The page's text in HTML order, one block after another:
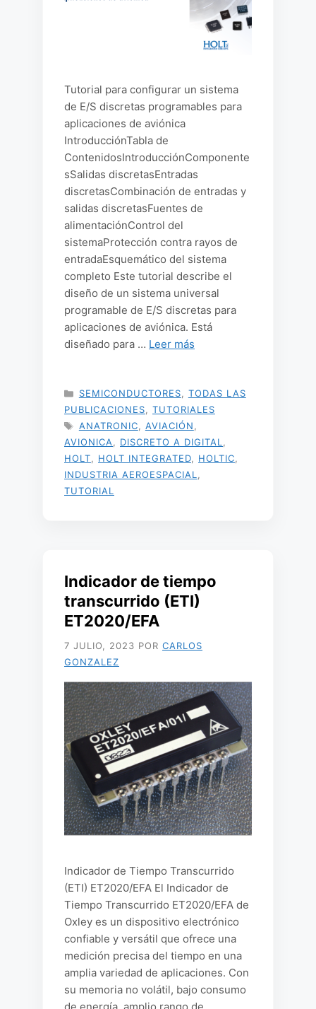
Tutorial para configurar un sistema
de E/S discretas programables para
aplicaciones de aviónica
IntroducciónTabla de
ContenidosIntroducciónComponente
sSalidas discretasEntradas
discretasCombinación de entradas y
salidas discretasFuentes de
alimentaciónControl del
sistemaProtección contra rayos de
entradaEsquemático del sistema
completo Este tutorial describe el
diseño de un sistema universal
programable de E/S discretas para
aplicaciones de aviónica. Está
diseñado para … Leer más
CATEGORÍAS
SEMICONDUCTORES
TODAS LAS
PUBLICACIONES
TUTORIALES
ETIQUETAS
ANATRONIC AVIACIÓN
AVIONICA
DISCRETO A DIGITAL
HOLT
HOLT INTEGRATED HOLTIC
INDUSTRIA AEROESPACIAL
TUTORIAL
Indicador de tiempo
transcurrido (ETI)
ET2020/EFA
7 JULIO, 2023 POR CARLOS
GONZALEZ
Indicador de Tiempo Transcurrido
(ETI) ET2020/EFA El Indicador de
Tiempo Transcurrido ET2020/EFA de
Oxley es un dispositivo electrónico
confiable y versátil que ofrece una
medición precisa del tiempo en una
amplia variedad de aplicaciones. Con
su memoria no volátil, bajo consumo